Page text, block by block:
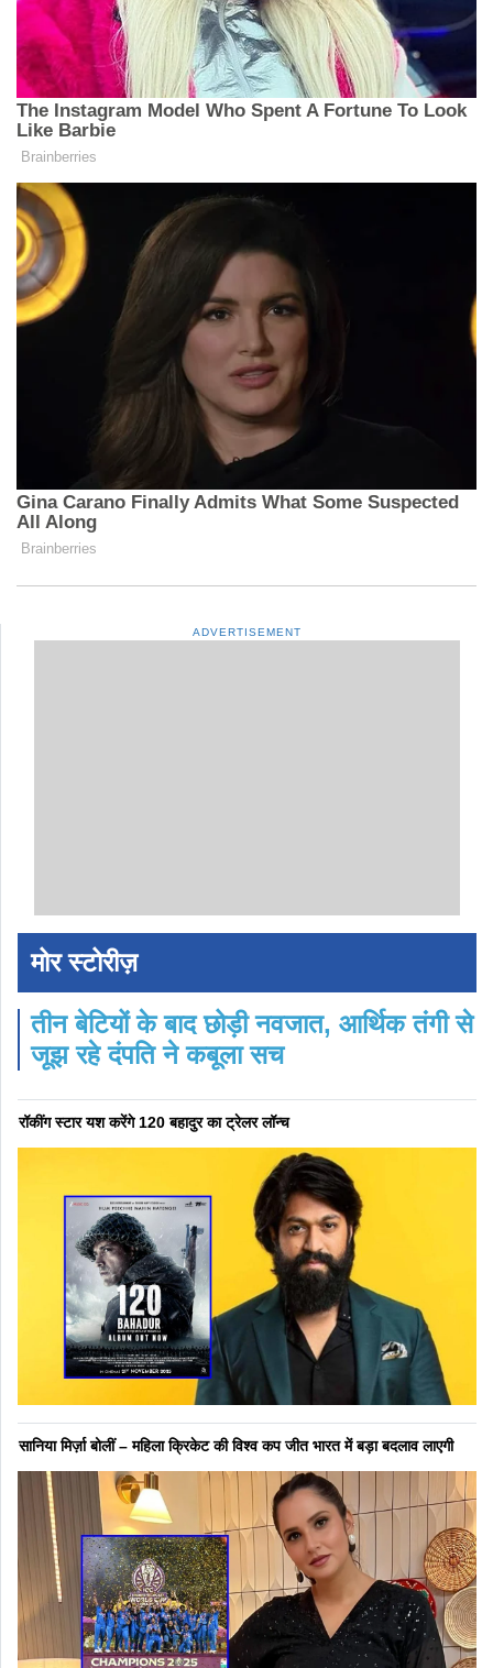
ADVERTISEMENT
मोर स्टोरीज़
तीन बेटियों के बाद छोड़ी नवजात, आर्थिक तंगी से
जूझ रहे दंपति ने कबूला सच
रॉकींग स्टार यश करेंगे 120 बहादुर का ट्रेलर लॉन्च
सानिया मिर्ज़ा बोलीं – महिला क्रिकेट की विश्व कप जीत भारत में बड़ा बदलाव लाएगी